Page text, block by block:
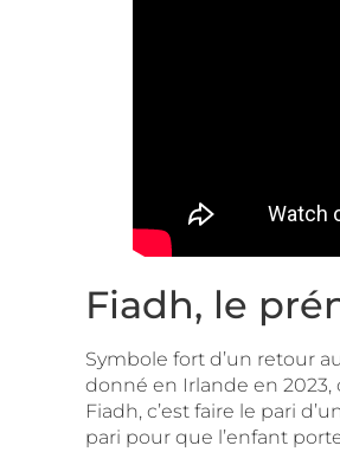
Fiadh, le
Symbole fort d’un retour
donné en Irlande en
Fiadh, c’est faire le pari
pari pour que l’enfant